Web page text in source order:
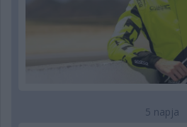
5 napja